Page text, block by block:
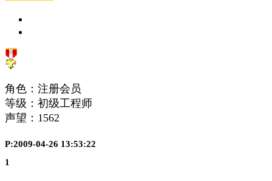
角色：注册会员
等级：初级工程师
声望： 1562
P:2009-04-26 13:53:22
1